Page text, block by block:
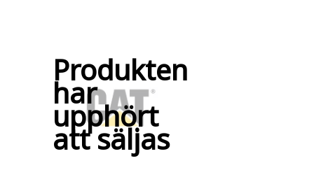
Produkten
har
upphört
att säljas